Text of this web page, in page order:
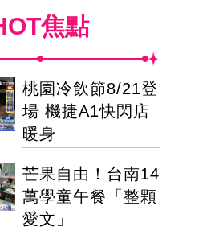
焦點
桃園冷飲節8/21登
場 機捷A1快閃店
暖身
芒果自由！台南14
萬學童午餐「整顆
愛文」